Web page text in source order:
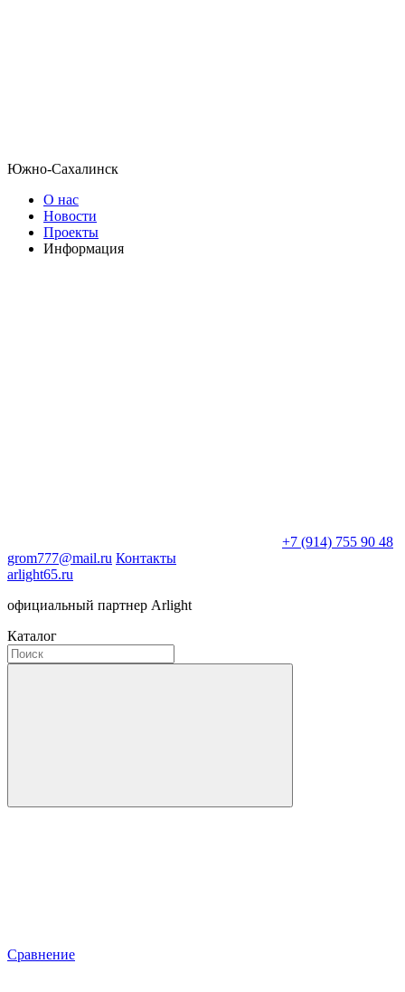
Южно-Сахалинск
О нас
Новости
Проекты
Информация
+7 (914) 755 90 48
grom777@mail.ru Контакты
arlight65.ru
официальный партнер Arlight
Каталог
Сравнение